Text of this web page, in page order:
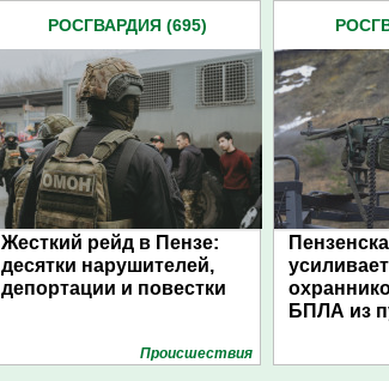
РОСГВАРДИЯ (695)
Жесткий рейд в Пензе:
десятки нарушителей,
депортации и повестки
Проиcшествия
БПЛА из